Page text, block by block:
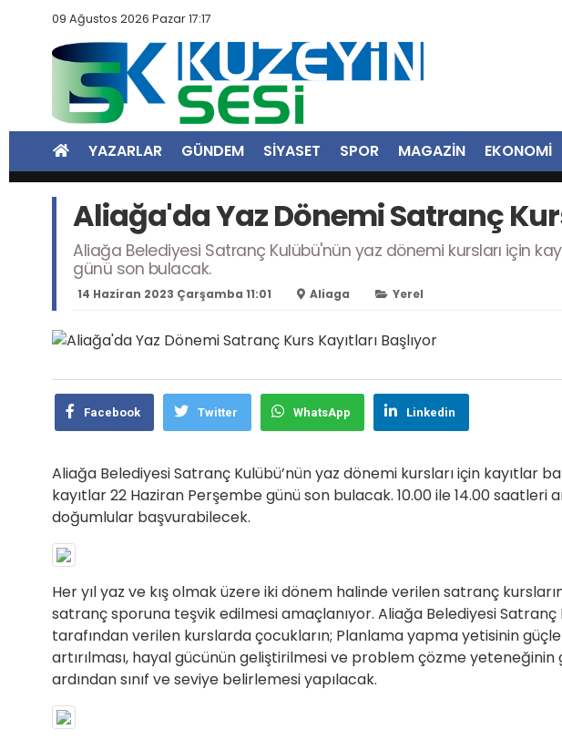
09 Ağustos 2026 Pazar 17:17
YAZARLAR GÜNDEM SİYASET SPOR MAGAZİN EKONOMİ
Aliağa'da Yaz Dönemi Satranç
Aliağa Belediyesi Satranç Kulübü'nün yaz dönemi kursları için
günü son bulacak.
14 Haziran 2023 Çarşamba 11:01 Aliaga Yerel
Facebook Twitter WhatsApp Linkedin
Aliağa Belediyesi Satranç Kulübü’nün yaz dönemi kursları için kayıtlar
kayıtlar 22 Haziran Perşembe günü son bulacak. 10.00 ile 14.00 saatleri
doğumlular başvurabilecek.
Her yıl yaz ve kış olmak üzere iki dönem halinde verilen satranç
satranç sporuna teşvik edilmesi amaçlanıyor. Aliağa Belediyesi
tarafından verilen kurslarda çocukların; Planlama yapma yetisinin
artırılması, hayal gücünün geliştirilmesi ve problem çözme
ardından sınıf ve seviye belirlemesi yapılacak.